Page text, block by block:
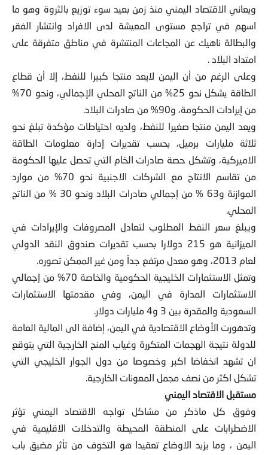
ويعاني الاقتصاد اليمني منذ زمن بعيد سوء توزيع بالثروة وهو ما
اسهم في تراجع مستوى المعيشة لدى الافراد وانتشار الفقر
والبطالة ناهيك عن المجاعات المنتشرة في مناطق متفرقة على
امتداد البلاد .
وعلى الرغم من أن اليمن لايعد منتجا كبيرا للنفط، إلا أن قطاع
الطاقة يشكل نحو 25% من الناتج المحلي الإجمالي، ونحو 70%
من إيرادات الحكومة، و90% من صادرات البلاد.
ويعد اليمن منتجا صغيرا للنفط، ولديه احتياطات مؤكدة تبلغ نحو
ثلاثة مليارات برميل، بحسب تقديرات إدارة معلومات الطاقة
الاميركية، وتشكل حصة صادرات الخام التي تحصل عليها الحكومة
من تقاسم الانتاج مع الشركات الاجنبية نحو 70% من موارد
الموازنة و63 % من إجمالي صادرات البلاد ونحو 30 % من الناتج
المحلي.
ويبلغ سعر النفط المطلوب لتعادل المصروفات والإيرادات في
الميزانية هو 215 دولارا بحسب تقديرات صندوق النقد الدولي
لعام 2013، وهو معدل مرتفع جداً ومن غير الممكن تصوره.
وتمثل الاستثمارات الخليجية الحكومية والخاصة 70% من إجمالي
الاستثمارات المدارة في اليمن، وفي مقدمتها الاستثمارات
السعودية والمقدرة بين 3 و4 مليارات دولار.
وتدهورت الأوضاع الاقتصادية في اليمن، إضافة الى المالية العامة
للدولة نتيجة الهجمات المتكررة وغياب المنح الخارجية التي يتوقع
ان تشهد انخفاضا اكبر وخصوصا من دول الجوار الخليجي التي
تشكل اكثر من نصف مجمل المعونات الخارجية.
مستقبل الاقتصاد اليمني
وفوق كل ماذكر من مشاكل تواجه الاقتصاد اليمني تؤثر
الاضطرابات على المنطقة المحيطة والتدخلات الاقليمية في
اليمن ، وما يزيد الاوضاع تعقيدا هو التخوف من تأثر مضيق باب